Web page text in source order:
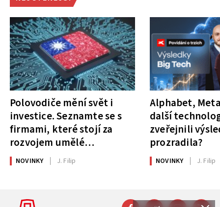
Polovodiče mění svět i
investice. Seznamte se s
firmami, které stojí za
rozvojem umělé
inteligence
NOVINKY J. Filip
Alphabet,
další
zveřejnili
prozradila?
NOVINKY J. Filip